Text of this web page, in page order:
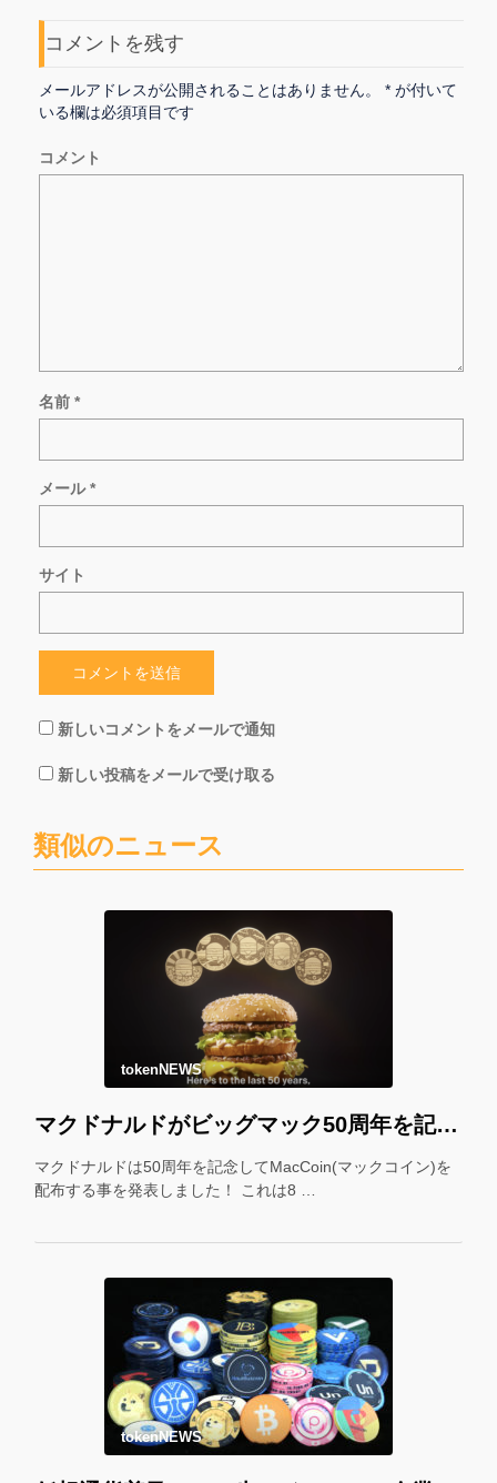
コメントを残す
メールアドレスが公開されることはありません。 * が付いて
いる欄は必須項目です
コメント
名前 *
メール*
サイト
新しいコメントをメールで通知
新しい投稿をメールで受け取る
類似のニュース
tokenNEWS
マクドナルドがビッグマック50周年を記念して「マックコイン」を配布！＊
マクドナルドは50周年を記念してMacCoin(マックコイン)を
配布する事を発表しました！ これは8 …
tokenNEWS